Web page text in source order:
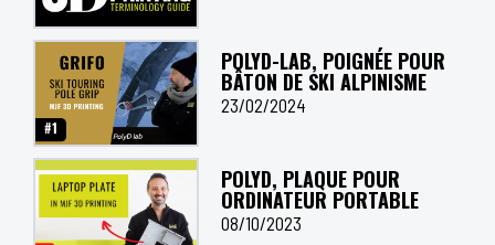
POLYD-LAB, POIGNÉE POUR
BÂTON DE SKI ALPINISME
23/02/2024
POLYD, PLAQUE POUR
ORDINATEUR PORTABLE
08/10/2023